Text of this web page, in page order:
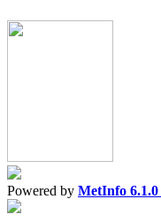
Powered by MetInfo 6.1.0